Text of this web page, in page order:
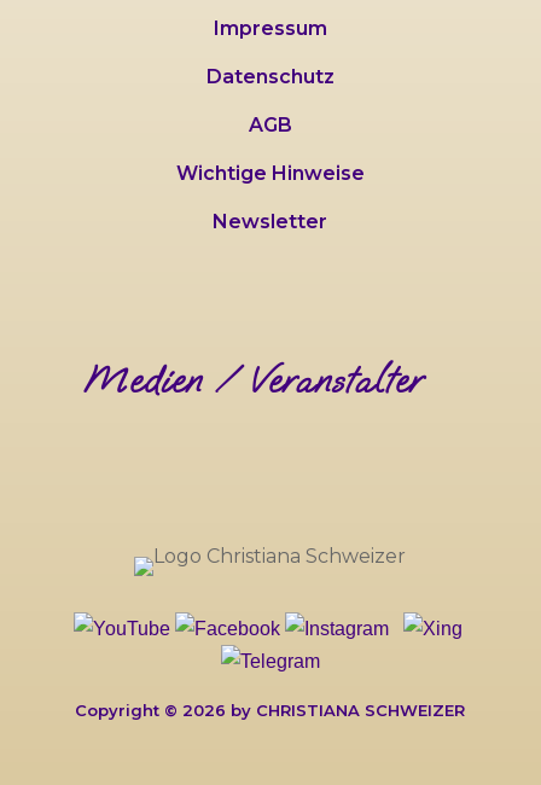
Impressum
Datenschutz
AGB
Wichtige Hinweise
Newsletter
Medien / Veranstalter
Copyright © 2026 by CHRISTIANA SCHWEIZER